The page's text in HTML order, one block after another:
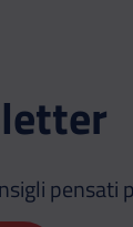
pensati